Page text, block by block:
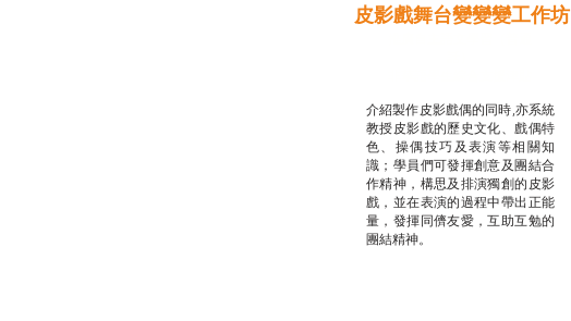
皮影戲舞台變變變工作坊
介紹製作皮影戲偶的同時,亦系統
教授皮影戲的歷史文化、戲偶特
色、操偶技巧及表演等相關知
識；學員們可發揮創意及團結合
作精神，構思及排演獨創的皮影
戲，並在表演的過程中帶出正能
量，發揮同儕友愛，互助互勉的
團結精神。